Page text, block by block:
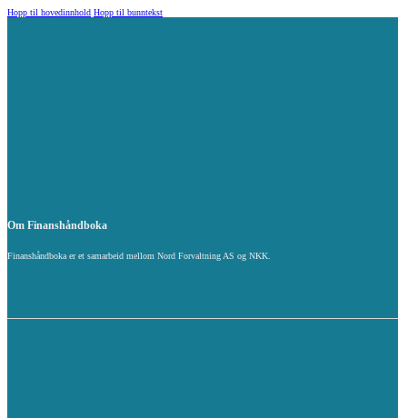
Hopp til hovedinnhold Hopp til bunntekst
Om Finanshåndboka
Finanshåndboka er et samarbeid mellom Nord Forvaltning AS og NKK.